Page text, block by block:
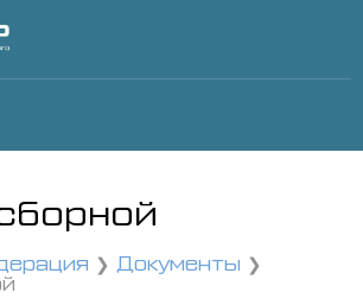
Документы